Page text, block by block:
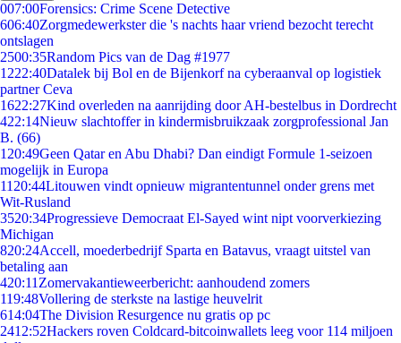
007:00Forensics: Crime Scene Detective
606:40Zorgmedewerkster die 's nachts haar vriend bezocht terecht
ontslagen
2500:35Random Pics van de Dag #1977
1222:40Datalek bij Bol en de Bijenkorf na cyberaanval op logistiek
partner Ceva
1622:27Kind overleden na aanrijding door AH-bestelbus in Dordrecht
422:14Nieuw slachtoffer in kindermisbruikzaak zorgprofessional Jan
B. (66)
1 20:49Geen Qatar en Abu Dhabi? Dan eindigt Formule 1-seizoen
mogelijk in Europa
11 20:44Litouwen vindt opnieuw migrantentunnel onder grens met
Wit-Rusland
3520:34Progressieve Democraat El-Sayed wint nipt voorverkiezing
Michigan
820:24Accell, moederbedrijf Sparta en Batavus, vraagt uitstel van
betaling aan
420:11 Zomervakantieweerbericht: aanhoudend zomers
119:48Vollering de sterkste na lastige heuvelrit
614:04The Division Resurgence nu gratis op pc
2412:52Hackers roven Coldcard-bitcoinwallets leeg voor 114 miljoen